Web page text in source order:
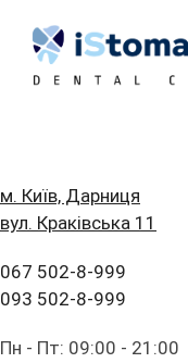
ПРО НАС
FAQ
ПАЦІЄНТУ
ПОСЛУГИ
ПРО НАС
м. Київ, Дарниця
вул. Краківська 11
067 502-8-999
093 502-8-999
Пн - Пт: 09:00 - 21:00